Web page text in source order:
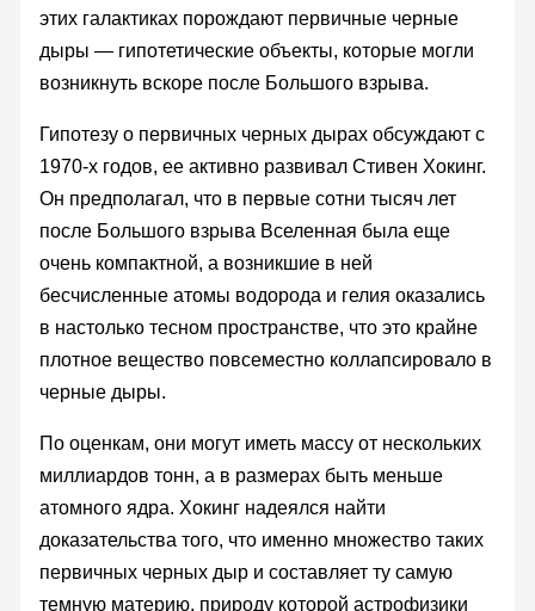
этих галактиках порождают первичные черные
дыры — гипотетические объекты, которые могли
возникнуть вскоре после Большого взрыва.
Гипотезу о первичных черных дырах обсуждают с
1970-х годов, ее активно развивал Стивен Хокинг.
Он предполагал, что в первые сотни тысяч лет
после Большого взрыва Вселенная была еще
очень компактной, а возникшие в ней
бесчисленные атомы водорода и гелия оказались
в настолько тесном пространстве, что это крайне
плотное вещество повсеместно коллапсировало в
черные дыры.
По оценкам, они могут иметь массу от нескольких
миллиардов тонн, а в размерах быть меньше
атомного ядра. Хокинг надеялся найти
доказательства того, что именно множество таких
первичных черных дыр и составляет ту самую
темную материю, природу которой астрофизики